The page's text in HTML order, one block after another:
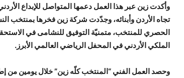
وأكدت زين عبر هذا العمل دعمها المتواصل للإبداع
تجاه الأردن وأبنائه، وجدّدت شركة زين فخرها بمنتخب
الحصري للمنتخب، متمنيّة التوفيق للنشامى في
الملكي الأردني في المحفل الرياضي العالمي الأبرز.